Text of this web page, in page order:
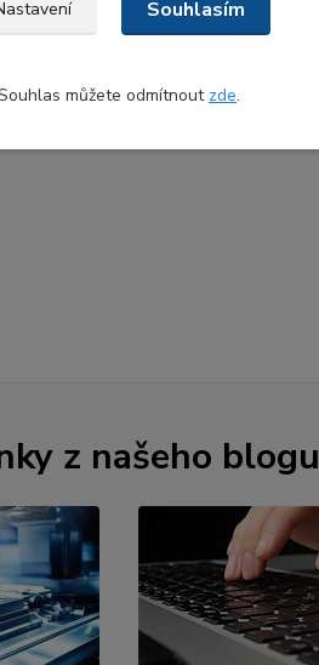
z našeho blogu
Souhlasím
můžete odmítnout zde.